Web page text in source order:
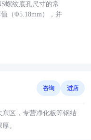
螺纹底孔尺寸的常
（Φ5.18mm），并
咨询 进店
东区，专营净化板等钢结
。